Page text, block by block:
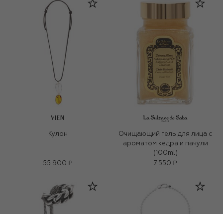
VIEN
Кулон
55 900 ₽
Очищающий гель для лица c
ароматом кедра и пачули
(100ml)
7 550 ₽